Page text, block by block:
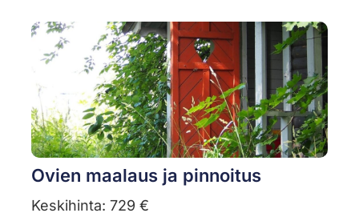
Ovien maalaus ja pinnoitus
Keskihinta: 729 €